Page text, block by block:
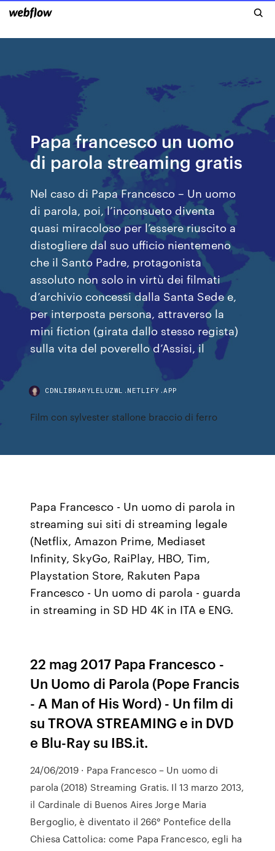
Papa francesco un uomo
di parola streaming gratis
Nel caso di Papa Francesco – Un uomo
di parola, poi, l’inconsueto diventa
quasi miracoloso per l’essere riuscito a
distogliere dal suo ufficio nientemeno
che il Santo Padre, protagonista
assoluto non solo in virtù dei filmati
d’archivio concessi dalla Santa Sede e,
per interposta persona, attraverso la
mini fiction (girata dallo stesso regista)
sulla vita del poverello d’Assisi, il
CDNLIBRARYLELUZWL.NETLIFY.APP
Film con sylvester stallone braccio di ferro
Papa Francesco - Un uomo di parola in
streaming sui siti di streaming legale
(Netflix, Amazon Prime, Mediaset
Infinity, SkyGo, RaiPlay, HBO, Tim,
Playstation Store, Rakuten Papa
Francesco - Un uomo di parola - guarda
in streaming in SD HD 4K in ITA e ENG.
22 mag 2017 Papa Francesco -
Un Uomo di Parola (Pope Francis
- A Man of His Word) - Un film di
su TROVA STREAMING e in DVD
e Blu-Ray su IBS.it.
24/06/2019 · Papa Francesco – Un uomo di
parola (2018) Streaming Gratis. Il 13 marzo 2013,
il Cardinale di Buenos Aires Jorge Maria
Bergoglio, è diventato il 266° Pontefice della
Chiesa Cattolica: come Papa Francesco, egli ha